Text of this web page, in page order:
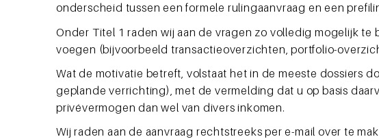
onderscheid tussen een formele rulingaanvraag en een
Onder Titel 1 raden wij aan de vragen zo volledig mogelijk
voegen (bijvoorbeeld transactieoverzichten, portfolio-
Wat de motivatie betreft, volstaat het in de meeste dossiers
geplande verrichting), met de vermelding dat u op basis
privévermogen dan wel van divers inkomen.
Wij raden aan de aanvraag rechtstreeks per e-mail over te